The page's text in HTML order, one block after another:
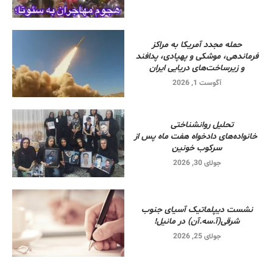
حمله مجدد آمریکا به مراکز
فرماندهی، موشکی و پهپادی، پدافند
و زیرساخت‌های دریایی ایران
آگوست 1, 2026
تحلیل روانشناختی
خانواده‌های دادخواه هفت ماه پس از
سرکوب خونین
جولای 30, 2026
نشست دیپلماتیک آسیای جنوب
شرقی‌(آ.سه.آن) در مانیل!
جولای 25, 2026